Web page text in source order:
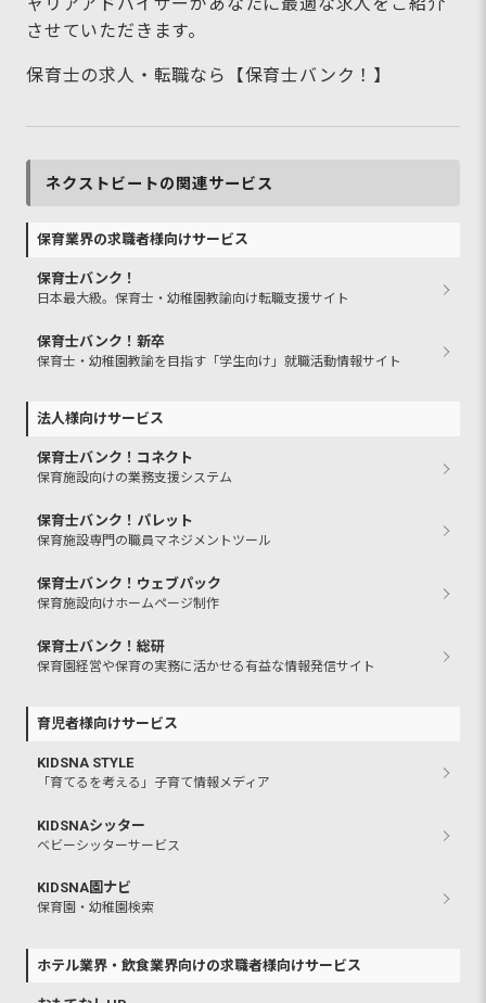
ャリアアドバイザーがあなたに最適な求人をご紹介
させていただきます。
保育士の求人・転職なら【保育士バンク！】
ネクストビートの関連サービス
保育業界の求職者様向けサービス
保育士バンク！
日本最大級。保育士・幼稚園教諭向け転職支援サイト
保育士バンク！新卒
保育士・幼稚園教諭を目指す「学生向け」就職活動情報サイト
法人様向けサービス
保育士バンク！コネクト
保育施設向けの業務支援システム
保育士バンク！パレット
保育施設専門の職員マネジメントツール
保育士バンク！ウェブパック
保育施設向けホームページ制作
保育士バンク！総研
保育園経営や保育の実務に活かせる有益な情報発信サイト
育児者様向けサービス
KIDSNA STYLE
「育てるを考える」子育て情報メディア
KIDSNAシッター
ベビーシッターサービス
KIDSNA園ナビ
保育園・幼稚園検索
ホテル業界・飲食業界向けの求職者様向けサービス